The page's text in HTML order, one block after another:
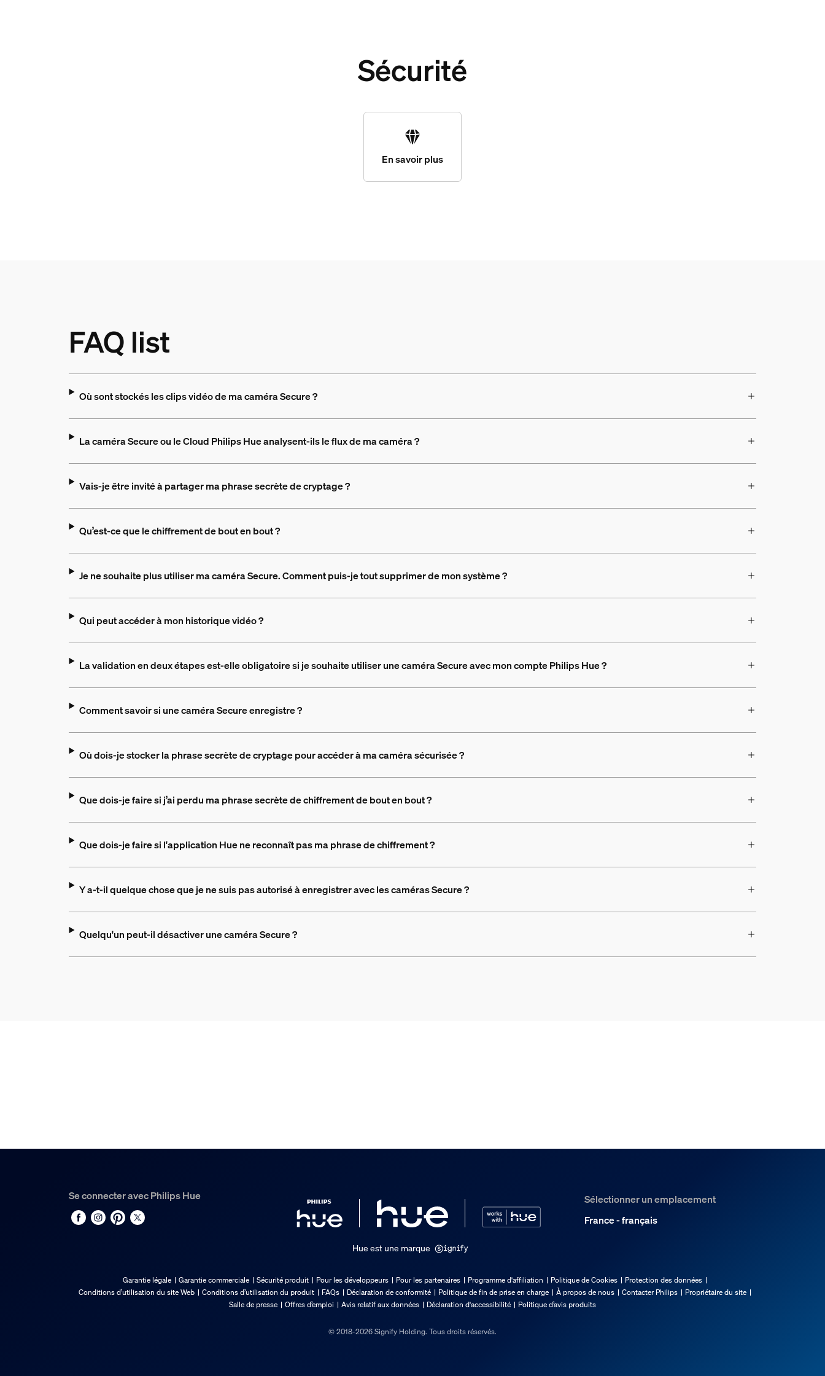
Sécurité
En savoir plus
FAQ list
Où sont stockés les clips vidéo de ma caméra Secure ?
La caméra Secure ou le Cloud Philips Hue analysent-ils le flux de ma caméra ?
Vais-je être invité à partager ma phrase secrète de cryptage ?
Qu’est-ce que le chiffrement de bout en bout ?
Je ne souhaite plus utiliser ma caméra Secure. Comment puis-je tout supprimer de mon système ?
Qui peut accéder à mon historique vidéo ?
La validation en deux étapes est-elle obligatoire si je souhaite utiliser une caméra Secure avec mon compte Philips Hue ?
Comment savoir si une caméra Secure enregistre ?
Où dois-je stocker la phrase secrète de cryptage pour accéder à ma caméra sécurisée ?
Que dois-je faire si j’ai perdu ma phrase secrète de chiffrement de bout en bout ?
Que dois-je faire si l'application Hue ne reconnaît pas ma phrase de chiffrement ?
Y a-t-il quelque chose que je ne suis pas autorisé à enregistrer avec les caméras Secure ?
Quelqu'un peut-il désactiver une caméra Secure ?
Se connecter avec Philips Hue
Sélectionner un emplacement
France - français
Hue est une marque
Garantie légale Garantie commerciale Sécurité produit Pour les développeurs Pour les partenaires Programme d'affiliation Politique de Cookies
Protection des données
Conditions d’utilisation du site Web
Conditions d’utilisation du produit FAQs Déclaration de conformité Politique de fin de prise en charge À propos de nous Contacter Philips
Propriétaire du site
Salle de presse
Offres d’emploi Avis relatif aux données Déclaration d'accessibilité Politique d’avis produits
© 2018-2026 Signify Holding. Tous droits réservés.